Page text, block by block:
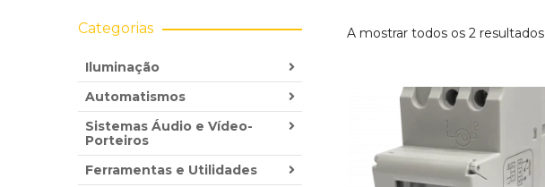
A mostrar todos os 2 resultados
Categorias
Iluminação
Automatismos
Sistemas Áudio e Vídeo-
Porteiros
Ferramentas e Utilidades